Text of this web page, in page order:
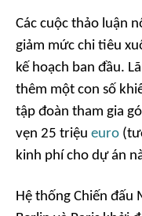
Các cuộc thảo luận
giảm mức chi tiêu
kế hoạch ban đầu.
thêm một con số
tập đoàn tham gia
vẹn 25 triệu euro
kinh phí cho dự án
Hệ thống Chiến đấu